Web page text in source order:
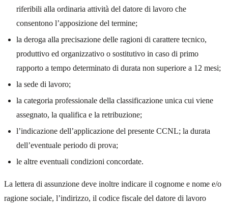
riferibili alla ordinaria attività del datore di lavoro che
consentono l’apposizione del termine;
la deroga alla precisazione delle ragioni di carattere tecnico,
produttivo ed organizzativo o sostitutivo in caso di primo
rapporto a tempo determinato di durata non superiore a 12 mesi;
la sede di lavoro;
la categoria professionale della classificazione unica cui viene
assegnato, la qualifica e la retribuzione;
l’indicazione dell’applicazione del presente CCNL; la durata
dell’eventuale periodo di prova;
le altre eventuali condizioni concordate.
La lettera di assunzione deve inoltre indicare il cognome e nome e/o
ragione sociale, l’indirizzo, il codice fiscale del datore di lavoro